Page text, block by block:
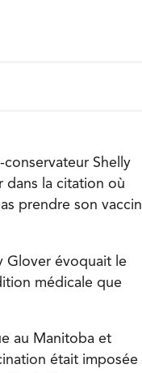
Shelly
dans la citation où
prendre son vaccin
Glover évoquait le
médicale que
au Manitoba et
était imposée